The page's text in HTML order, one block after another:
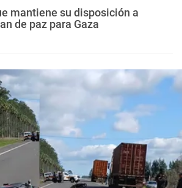
mantiene su disposición a
de paz para Gaza